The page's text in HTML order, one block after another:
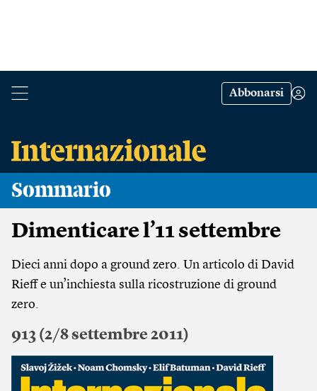
Abbonarsi
Sommario
Dimenticare l’11 settembre
Dieci anni dopo a ground zero. Un articolo di David
Rieff e un’inchiesta sulla ricostruzione di ground
zero.
913 (2/8 settembre 2011)